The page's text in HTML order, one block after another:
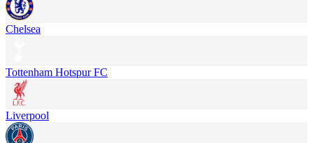
Chelsea
Tottenham Hotspur FC
Liverpool